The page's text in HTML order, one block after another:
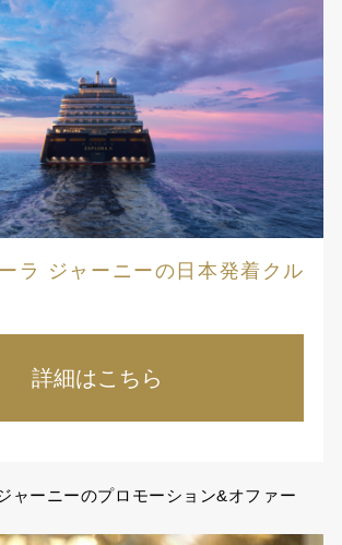
ラ ジャーニーの日本発着クル
詳細はこちら
ャーニーのプロモーション&オファー